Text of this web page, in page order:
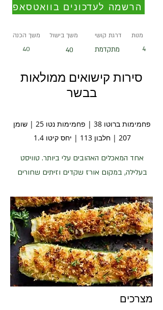
הרשמה לעדכונים בוואטסאפ
משך הכנה משך בישול
40 40
מנות דרגת קושי
מתקדמת 4
סירות קישואים ממולאות
בבשר
פחמימות ברוטו 38 | פחמימות נטו 25 | שומן
207 | חלבון 113 | יחס קיטו 1.4
אחד המאכלים האהובים עלי ביותר. טוויסט
בעלילה, במקום אורז שקדים וזיתים שחורים
מצרכים